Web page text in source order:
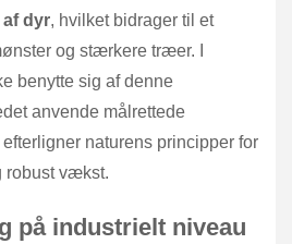
dyr, hvilket bidrager til et
og stærkere træer. I
benytte sig af denne
anvende målrettede
efterligner naturens principper for
robust vækst.
på industrielt niveau